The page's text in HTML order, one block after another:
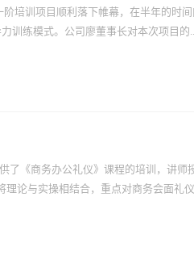
培训项目顺利落下帷幕，在半年的时
训练模式。公司廖董事长对本次项目的
了《商务办公礼仪》课程的培训，讲师
论与实操相结合，重点对商务会面礼